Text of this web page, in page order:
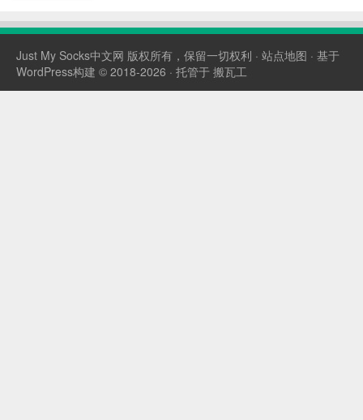
流量超了怎么办，如何增加流量。 月流量超额
Just My Socks中文网 版权所有，保留一切权利 · 站点地图 · 基于
WordPress构建 © 2018-2026 · 托管于 搬瓦工